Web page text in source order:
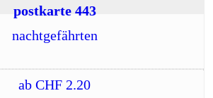
postkarte 443
nachtgefährten
ab CHF 2.20